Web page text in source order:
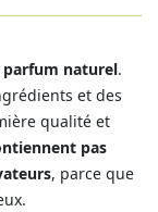
naturel.
et des
qualité et
pas
, parce que